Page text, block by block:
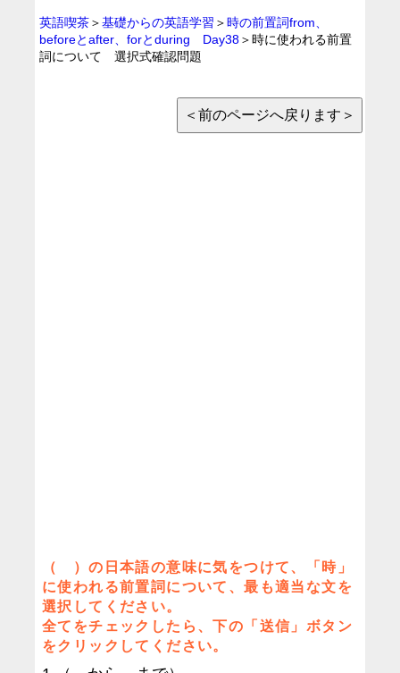
英語喫茶＞基礎からの英語学習 ＞時の前置詞from、
beforeとafter、forとduring Day38＞時に使われる前置
詞について 選択式確認問題
（ ）の日本語の意味に気をつけて、「時」
に使われる前置詞について、最も適当な文を
選択してください。
全てをチェックしたら、下の「送信」ボタン
をクリックしてください。